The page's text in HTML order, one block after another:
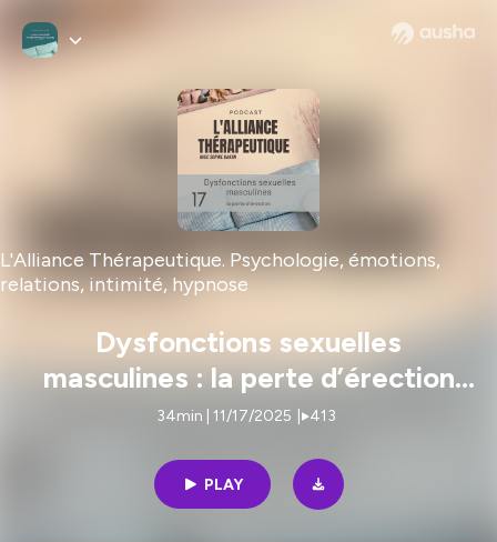
L'Alliance Thérapeutique. Psychologie, émotions,
relations, intimité, hypnose
Dysfonctions sexuelles
masculines : la perte d’érection
E17
34min | 11/17/2025 413
PLAY